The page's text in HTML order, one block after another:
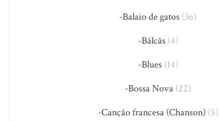
-Balaio de gatos (36)
-Bálcãs(4)
-Blues(14)
-Bossa Nova (22)
-Canção francesa (Chanson)(5)